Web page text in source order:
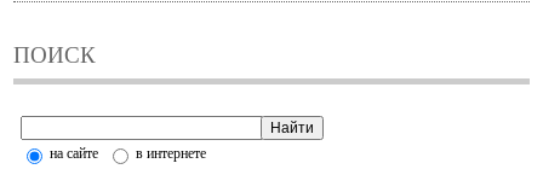
ПОИСК
на сайте в интернете